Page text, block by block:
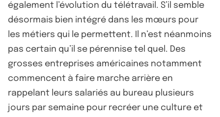
également l’évolution du télétravail. S’il semble
désormais bien intégré dans les mœurs pour
les métiers qui le permettent. Il n’est néanmoins
pas certain qu’il se pérennise tel quel. Des
grosses entreprises américaines notamment
commencent à faire marche arrière en
rappelant leurs salariés au bureau plusieurs
jours par semaine pour recréer une culture et